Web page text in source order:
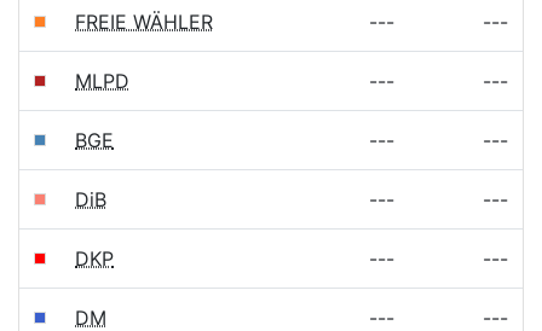
FREIE WÄHLER --- ---
MLPD --- ---
BGE --- ---
DiB --- ---
DKP --- ---
DM --- ---